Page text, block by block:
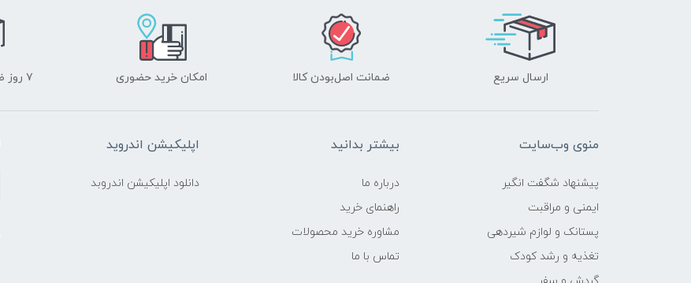
ارسال سریع ضمانت اصل‌بودن کالا امکان خرید حضوری ۷ روز ضمانت بازگشت
منوی وب‌سایت
پیشنهاد شگفت انگیر
ایمنی و مراقبت
پستانک و لوازم شیردهی
تغذیه و رشد کودک
بیشتر بدانید
درباره ما
راهنمای خرید
مشاوره خرید محصولات
تماس با ما
اپلیکیشن اندروید
دانلود اپلیکیشن اندروبد